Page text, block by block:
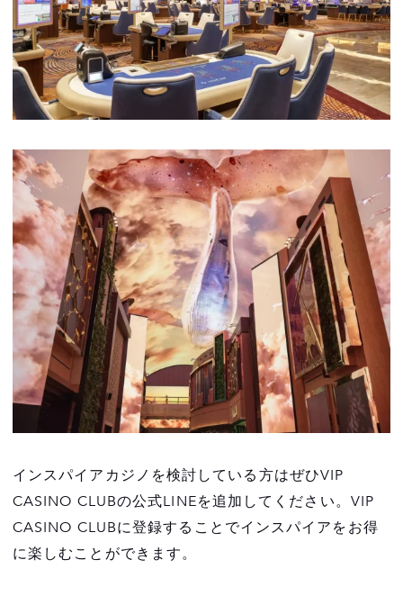
インスパイアカジノを検討している方はぜひVIP
CASINO CLUBの公式LINEを追加してください。VIP
CASINO CLUBに登録することでインスパイアをお得
に楽しむことができます。